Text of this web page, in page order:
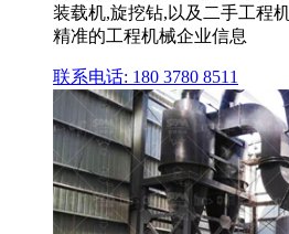
装载机,旋挖钻,以及二手工程
精准的工程机械企业信息
联系电话: 180 3780 8511